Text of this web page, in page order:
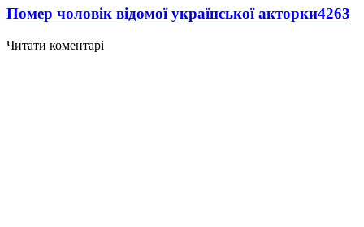
Помер чоловік відомої української акторки4263
Читати коментарі